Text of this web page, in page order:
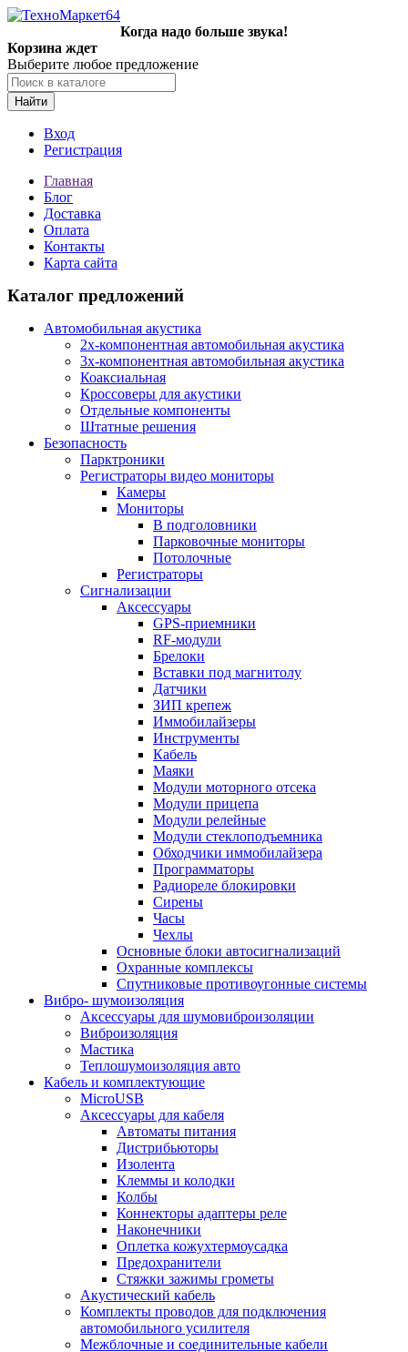
Когда надо больше звука!
Корзина ждет
Выберите любое предложение
Найти
Вход
Регистрация
Главная
Блог
Доставка
Оплата
Контакты
Карта сайта
Каталог предложений
Автомобильная акустика
2х-компонентная автомобильная акустика
3х-компонентная автомобильная акустика
Коаксиальная
Кроссоверы для акустики
Отдельные компоненты
Штатные решения
Безопасность
Парктроники
Регистраторы видео мониторы
Камеры
Мониторы
В подголовники
Парковочные мониторы
Потолочные
Регистраторы
Сигнализации
Аксессуары
GPS-приемники
RF-модули
Брелоки
Вставки под магнитолу
Датчики
ЗИП крепеж
Иммобилайзеры
Инструменты
Кабель
Маяки
Модули моторного отсека
Модули прицепа
Модули релейные
Модули стеклоподъемника
Обходчики иммобилайзера
Программаторы
Радиореле блокировки
Сирены
Часы
Чехлы
Основные блоки автосигнализаций
Охранные комплексы
Спутниковые противоугонные системы
Вибро- шумоизоляция
Аксессуары для шумовиброизоляции
Виброизоляция
Мастика
Теплошумоизоляция авто
Кабель и комплектующие
MicroUSB
Аксессуары для кабеля
Автоматы питания
Дистрибьюторы
Изолента
Клеммы и колодки
Колбы
Коннекторы адаптеры реле
Наконечники
Оплетка кожухтермоусадка
Предохранители
Стяжки зажимы грометы
Акустический кабель
Комплекты проводов для подключения
автомобильного усилителя
Межблочные и соединительные кабели